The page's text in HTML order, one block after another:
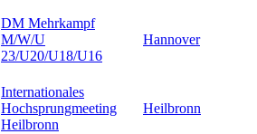
DM Mehrkampf
M/W/U
23/U20/U18/U16
Hannover
Internationales
Hochsprungmeeting
Heilbronn
Heilbronn